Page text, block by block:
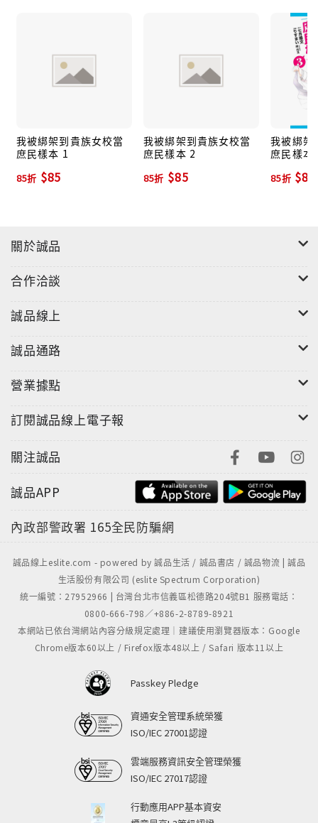
我被綁架到貴族女校當
庶民樣本 1
85折 $85
我被綁架到貴族女校當
庶民樣本 2
85折 $85
我被綁架
庶民樣本
85折 $85
關於誠品
合作洽談
誠品線上
誠品通路
營業據點
訂閱誠品線上電子報
關注誠品
誠品APP
內政部警政署 165全民防騙網
誠品線上eslite.com - powered by 誠品生活 / 誠品書店 / 誠品物流 | 誠品
生活股份有限公司 (eslite Spectrum Corporation)
統一編號：27952966 | 台灣台北市信義區松德路204號B1 服務電話：
0800-666-798／+886-2-8789-8921
本網站已依台灣網站內容分級規定處理｜建議使用瀏覽器版本：Google
Chrome版本60以上 / Firefox版本48以上 / Safari 版本11以上
Passkey Pledge
資通安全管理系統榮獲
ISO/IEC 27001認證
雲端服務資訊安全管理榮獲
ISO/IEC 27017認證
行動應用APP基本資安